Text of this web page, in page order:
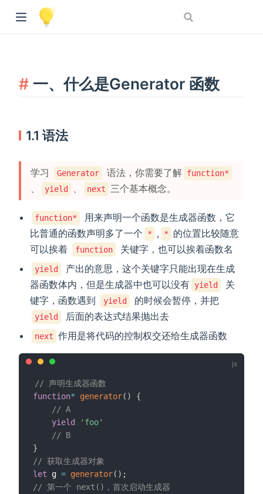
一、什么是Generator 函数
1.1 语法
学习 Generator 语法，你需要了解 function*
yield next 三个基本概念。
function*
用来声明一个函数是生成器函数，它
比普通的函数声明多了一个
* , *
的位置比较随意
可以挨着
function 关键字，也可以挨着函数名
yield
产出的意思，这个关键字只能出现在生成
器函数体内，但是生成器中也可以没有 yield
关
键字，函数遇到
yield 的时候会暂停，并把
yield 后面的表达式结果抛出去
next 作用是将代码的控制权交还给生成器函数
// 声明生成器函数
function* generator( )
{
// A
yield
'foo'
// B
}
// 获取生成器对象
let g = generator( ) ;
// 第一个 next()，首次启动生成器